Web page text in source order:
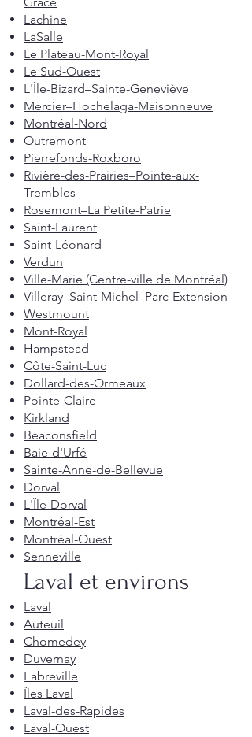
Lachine
LaSalle
Le Plateau-Mont-Royal
Le Sud-Ouest
L'Île-Bizard–Sainte-Geneviève
Mercier–Hochelaga-Maisonneuve
Montréal-Nord
Outremont
Pierrefonds-Roxboro
Rivière-des-Prairies–Pointe-aux-
Trembles
Rosemont–La Petite-Patrie
Saint-Laurent
Saint-Léonard
Verdun
Ville-Marie (Centre-ville de Montréal)
Villeray–Saint-Michel–Parc-Extension
Westmount
Mont-Royal
Hampstead
Côte-Saint-Luc
Dollard-des-Ormeaux
Pointe-Claire
Kirkland
Beaconsfield
Baie-d'Urfé
Sainte-Anne-de-Bellevue
Dorval
L'Île-Dorval
Montréal-Est
Montréal-Ouest
Senneville
Laval et environs
Laval
Auteuil
Chomedey
Duvernay
Fabreville
Îles Laval
Laval-des-Rapides
Laval-Ouest